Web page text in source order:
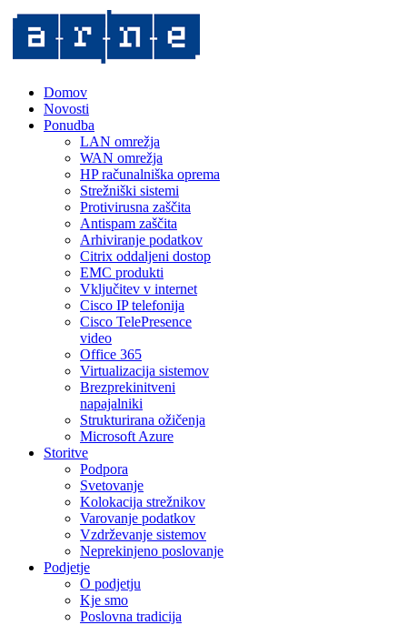
Domov
Novosti
Ponudba
LAN omrežja
WAN omrežja
HP računalniška oprema
Strežniški sistemi
Protivirusna zaščita
Antispam zaščita
Arhiviranje podatkov
Citrix oddaljeni dostop
EMC produkti
Vključitev v internet
Cisco IP telefonija
Cisco TelePresence
video
Office 365
Virtualizacija sistemov
Brezprekinitveni
napajalniki
Strukturirana ožičenja
Microsoft Azure
Storitve
Podpora
Svetovanje
Kolokacija strežnikov
Varovanje podatkov
Vzdrževanje sistemov
Neprekinjeno poslovanje
Podjetje
O podjetju
Kje smo
Poslovna tradicija